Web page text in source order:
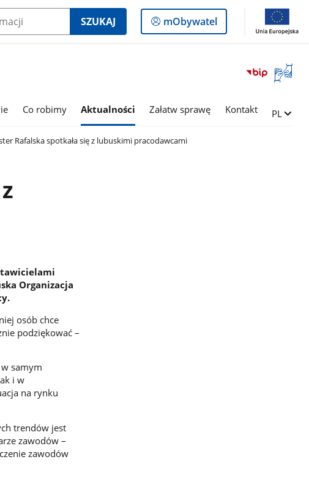
SZUKAJ
Logowanie
do
mObywatel
Otwórz
okno
języka
Co robimy Aktualności Załatw sprawę Kontakt Zmień
PL
Rafalska spotkała się z lubuskimi pracodawcami
Organizacja
osób chce
podziękować –
samym
i w
na rynku
trendów jest
zawodów –
zawodów